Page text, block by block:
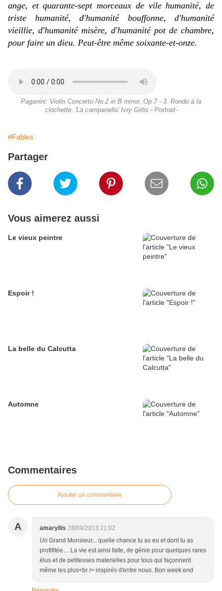
ange, et quarante-sept morceaux de vile humanité, de
triste humanité, d'humanité bouffonne, d'humanité
vieillie, d'humanité misère, d'humanité pot de chambre,
pour faire un dieu. Peut-être même soixante-et-onze.
Paganini: Violin Concerto No.2 in B minor, Op.7 - 3. Rondo à la
clochette, 'La campanella' Ivry Gitlis - Portrait-
#Fables
Partager
Vous aimerez aussi
Le vieux peintre
Espoir !
La belle du Calcutta
Automne
Commentaires
Ajouter un commentaire
A amaryllis 28/09/2013 21:02
Un Grand Monsieur... quelle chance tu as eu et dont tu as
profifitée.... La vie est ainsi faite, de génie pour quelques rares
élus et de petitesses materielles pour tous qui façonnent
même les plus<br /> inspirés d'entre nous. Bon week end